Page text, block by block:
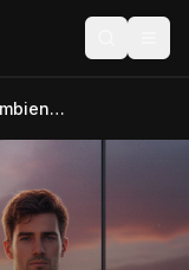
Salaires F1 2026 : combien gagnent Lewis Hamilton et Charles Leclerc chez Ferrari ?